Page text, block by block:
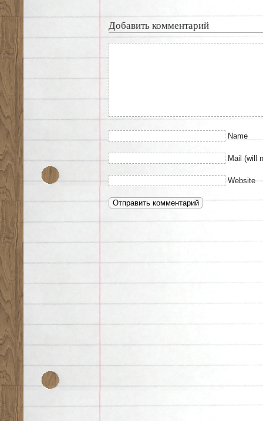
Добавить комментарий
Name
Mail (will
Website